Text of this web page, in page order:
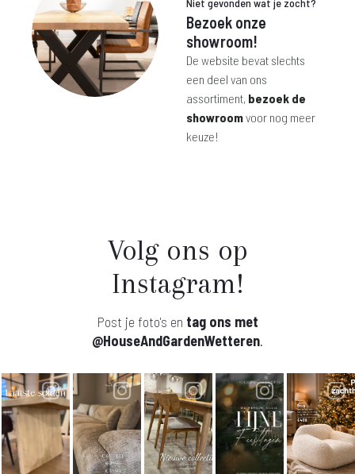
Niet gevonden wat je zocht?
Bezoek onze
showroom!
De website bevat slechts
een deel van ons
assortiment, bezoek de
showroomvoor nog meer
keuze!
Volg ons op
Instagram!
Post je foto's en tag ons met
@HouseAndGardenWetteren.